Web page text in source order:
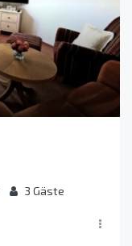
3 Gäste